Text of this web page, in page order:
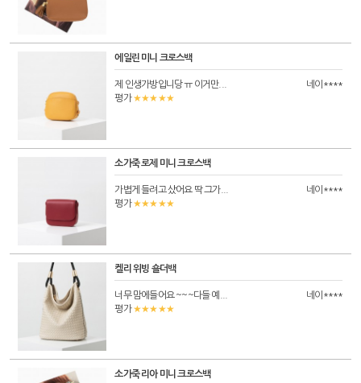
에일린 미니 크로스백
제 인생가방입니당 ㅠ 이거만...
네이****
평가★★★★★
소가죽 로제 미니 크로스백
가볍게 들려고 샀어요 딱 그가...
네이****
평가★★★★★
켈리 위빙 숄더백
너무 맘에들어요 ~~~다들 예...
네이****
평가★★★★★
소가죽 리아 미니 크로스백